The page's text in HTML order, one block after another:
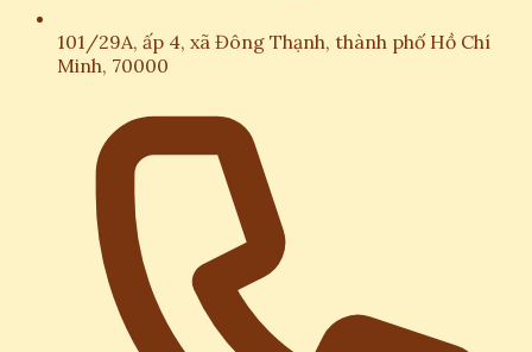
101/29A, ấp 4, xã Đông Thạnh, thành phố Hồ Chí
Minh, 70000